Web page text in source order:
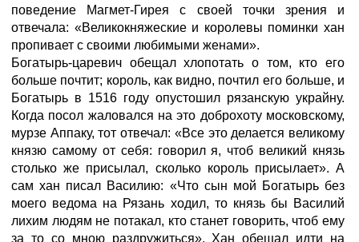
поведение Магмет-Гирея с своей точки зрения и
отвечала: «Великокняжеские и королевы поминки хан
пропивает с своими любимыми женами».
Богатырь-царевич обещал хлопотать о том, кто его
больше почтит; король, как видно, почтил его больше, и
Богатырь в 1516 году опустошил рязанскую украйну.
Когда посол жаловался на это доброхоту московскому,
мурзе Аппаку, тот отвечал: «Все это делается великому
князю самому от себя: говорил я, чтоб великий князь
столько же присылал, сколько король присылает». А
сам хан писал Василию: «Что сын мой Богатырь без
моего ведома на Рязань ходил, то князь бы Василий
лихим людям не потакал, кто станет говорить, чтоб ему
за то со мною раздружиться». Хан обещал идти на